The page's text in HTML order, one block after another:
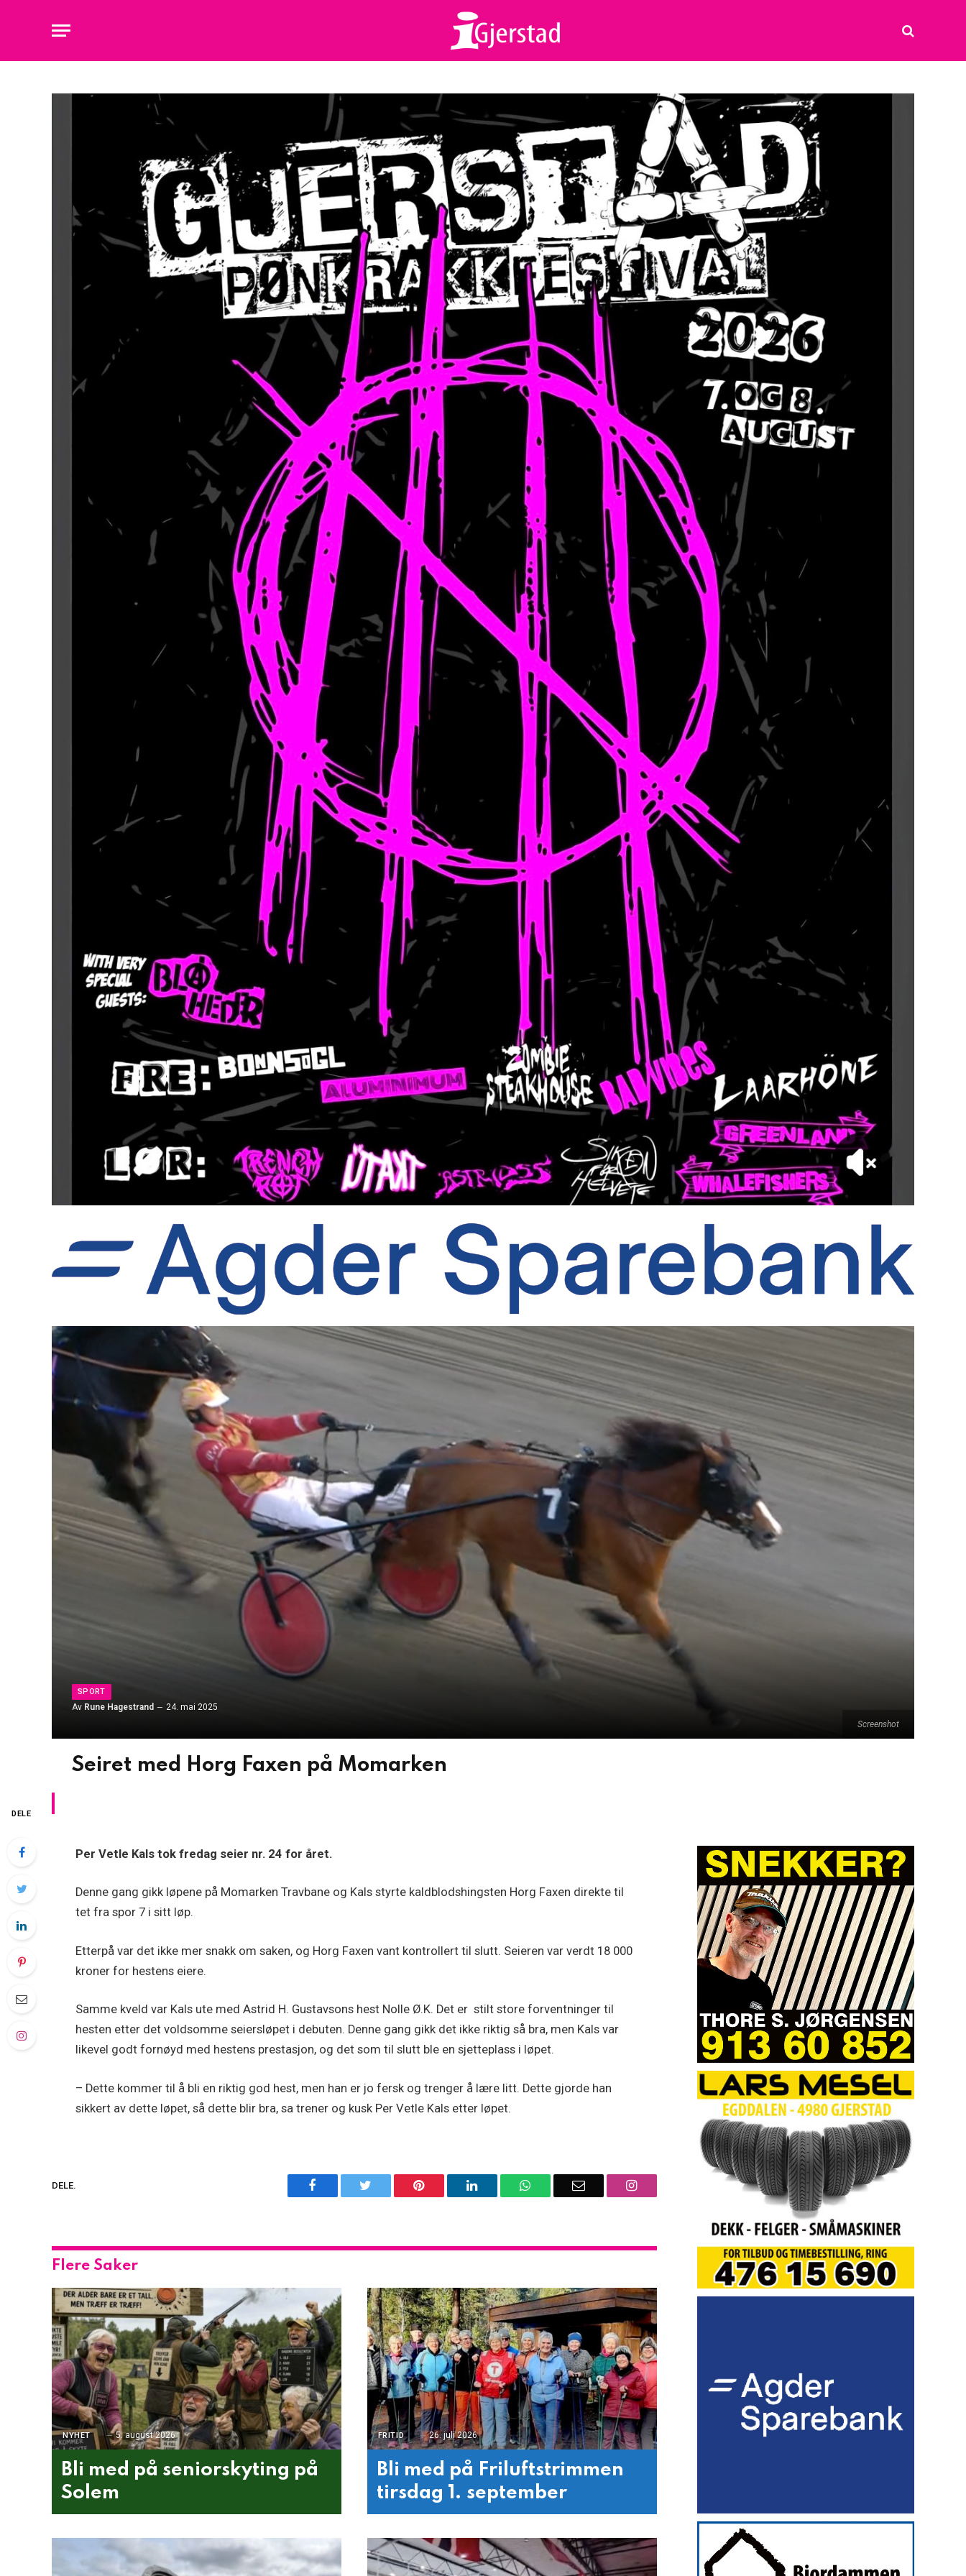
Screenshot
SPORT
Av Rune Hagestrand 24. mai 2025
Seiret med Horg Faxen på Momarken
DELE
Per Vetle Kals tok fredag seier nr. 24 for året.
Denne gang gikk løpene på Momarken Travbane og Kals styrte kaldblodshingsten Horg Faxen direkte til
tet fra spor 7 i sitt løp.
Etterpå var det ikke mer snakk om saken, og Horg Faxen vant kontrollert til slutt. Seieren var verdt 18 000
kroner for hestens eiere.
Samme kveld var Kals ute med Astrid H. Gustavsons hest Nolle Ø.K. Det er stilt store forventninger til
hesten etter det voldsomme seiersløpet i debuten. Denne gang gikk det ikke riktig så bra, men Kals var
likevel godt fornøyd med hestens prestasjon, og det som til slutt ble en sjetteplass i løpet.
– Dette kommer til å bli en riktig god hest, men han er jo fersk og trenger å lære litt. Dette gjorde han
sikkert av dette løpet, så dette blir bra, sa trener og kusk Per Vetle Kals etter løpet.
DELE. Facebook Pinterest LinkedIn WhatsAppEmail Instagram
Flere Saker
NYHET 5. august 2026
Bli med på seniorskyting på
Solem
FRITID 26. juli 2026
Bli med på Friluftstrimmen
tirsdag 1. september